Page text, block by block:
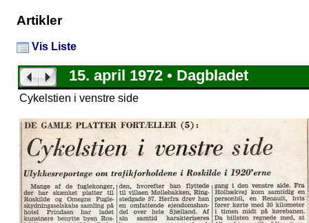
Artikler
Vis Liste
15. april 1972 • Dagbladet
Cykelstien i venstre side